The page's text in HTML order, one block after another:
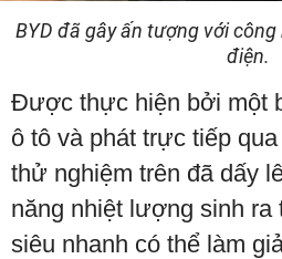
BYD đã gây ấn tượng với
điện.
Được thực hiện bởi một
ô tô và phát trực tiếp
thử nghiệm trên đã dấy
năng nhiệt lượng sinh ra
siêu nhanh có thể làm